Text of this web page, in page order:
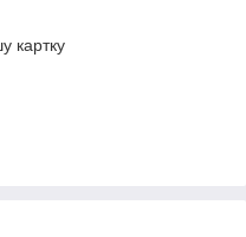
картку